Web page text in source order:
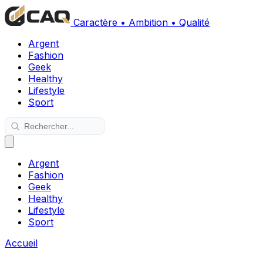
Caractère • Ambition • Qualité
Argent
Fashion
Geek
Healthy
Lifestyle
Sport
Argent
Fashion
Geek
Healthy
Lifestyle
Sport
Accueil